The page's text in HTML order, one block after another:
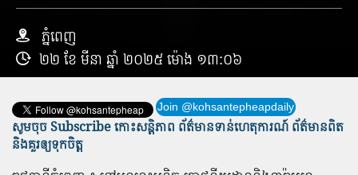
ភ្នំពេញ
២២ ខែ មីនា ឆ្នាំ ២០២៥ ម៉ោង ១៣:០៦
Join @kohsantepheapdaily
សូមចុច Subscribe កោះសន្តិភាព ព័ត៌មាន​ទាន់​ហេតុការណ៍ ព័ត៌មានពិត
និង​គួរឲ្យទុកចិត្ត